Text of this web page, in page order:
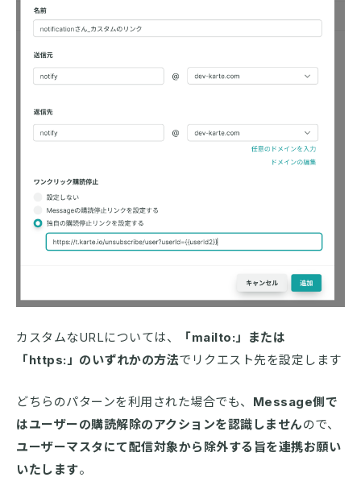
カスタムなURLについては、
「mailto:」または
「https:」のいずれかの方法でリクエスト先を設定します
どちらのパターンを利用された場合でも、 Message側で
はユーザーの購読解除のアクションを認識しませんので、
ユーザーマスタにて配信対象から除外する旨を連携お願い
いたします。